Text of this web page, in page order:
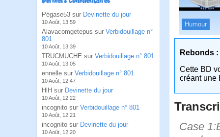
Pégase53 sur Devinette du jour
10 Août, 13:59
Alavacomgetepus sur Verbidouillage n°
801
10 Août, 13:39
TRUCMUCHE sur Verbidouillage n° 801
10 Août, 13:05
ennelle sur Verbidouillage n° 801
10 Août, 12:47
HlH sur Devinette du jour
10 Août, 12:22
incognito sur Verbidouillage n° 801
10 Août, 12:21
incognito sur Devinette du jour
10 Août, 12:20
Humour
Rebonds :
Cette BD
créant une
Case